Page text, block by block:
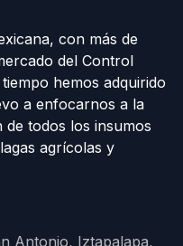
con más de
del Control
hemos adquirido
a enfocarnos a la
todos los insumos
agrícolas y
Antonio, Iztapalapa,